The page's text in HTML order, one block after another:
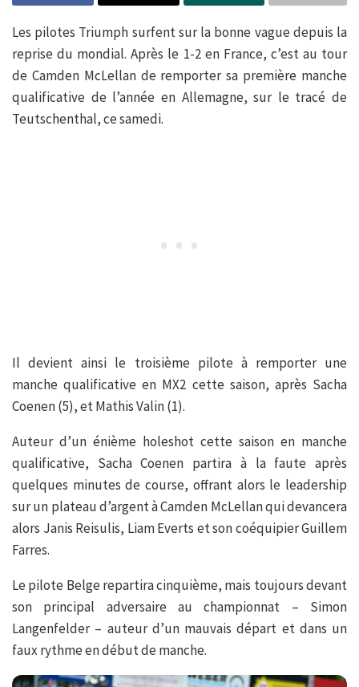
Les pilotes Triumph surfent sur la bonne vague depuis la
reprise du mondial. Après le 1-2 en France, c’est au tour
de Camden McLellan de remporter sa première manche
qualificative de l’année en Allemagne, sur le tracé de
Teutschenthal, ce samedi.
Il devient ainsi le troisième pilote à remporter une
manche qualificative en MX2 cette saison, après Sacha
Coenen (5), et Mathis Valin (1).
Auteur d’un énième holeshot cette saison en manche
qualificative, Sacha Coenen partira à la faute après
quelques minutes de course, offrant alors le leadership
sur un plateau d’argent à Camden McLellan qui devancera
alors Janis Reisulis, Liam Everts et son coéquipier Guillem
Farres.
Le pilote Belge repartira cinquième, mais toujours devant
son principal adversaire au championnat – Simon
Langenfelder – auteur d’un mauvais départ et dans un
faux rythme en début de manche.